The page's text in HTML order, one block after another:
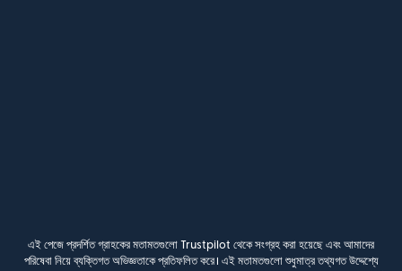
এই পেজে প্রদর্শিত গ্রাহকের মতামতগুলো Trustpilot থেকে সংগ্রহ করা হয়েছে এবং আমাদের
পরিষেবা নিয়ে ব্যক্তিগত অভিজ্ঞতাকে প্রতিফলিত করে। এই মতামতগুলো শুধুমাত্র তথ্যগত উদ্দেশ্যে